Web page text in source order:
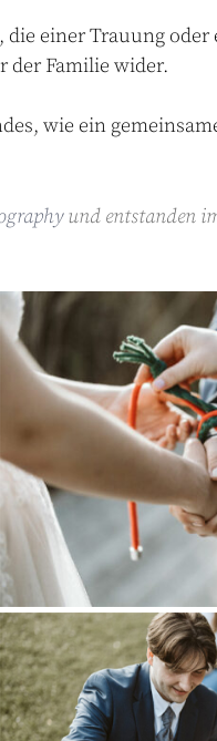
, die einerTrauung oder
der Familiewider.
, wie ein
und entstanden